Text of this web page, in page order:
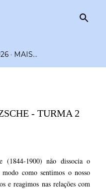
MAIS…
- TURMA 2
(1844-1900) não dissocia o
como sentimos o nosso
e reagimos nas relações com